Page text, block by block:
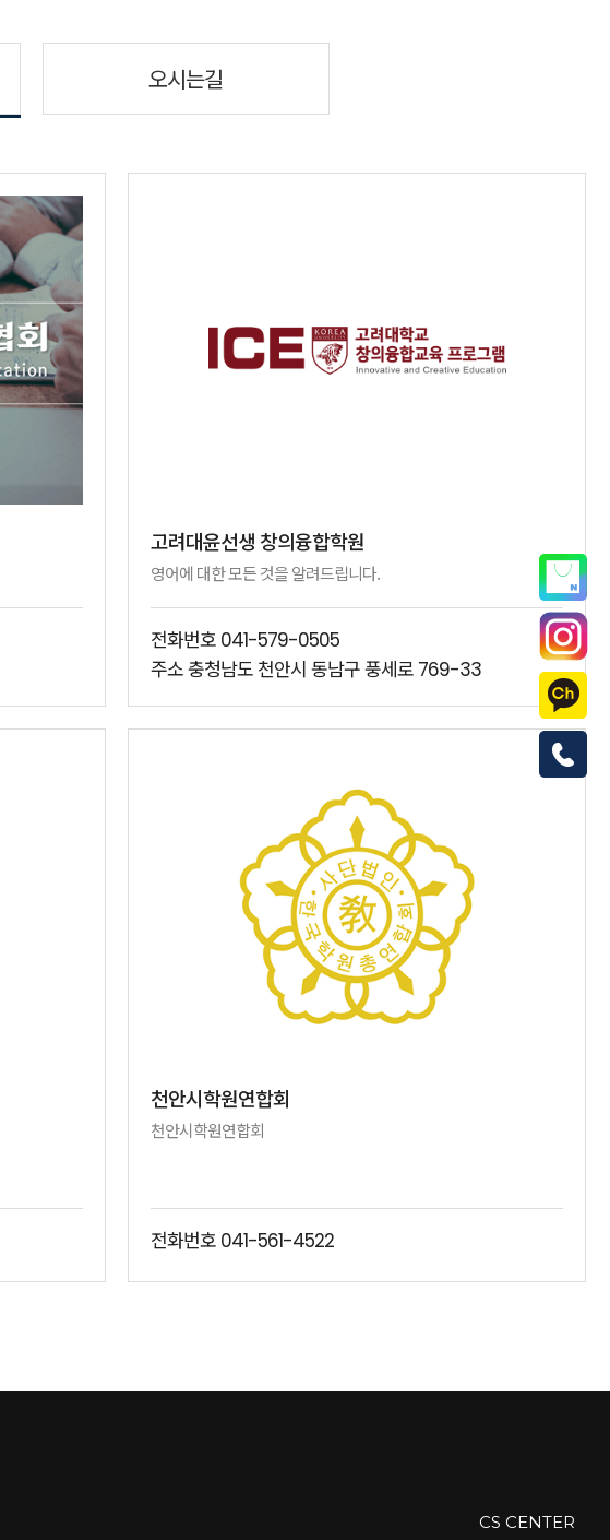
오시는길
고려대윤선생 창의융합학원
영어에 대한 모든 것을 알려드립니다.
전화번호 041-579-0505
주소 충청남도 천안시 동남구 풍세로 769-33
천안시학원연합회
천안시학원연합회
전화번호 041-561-4522
CS CENTER